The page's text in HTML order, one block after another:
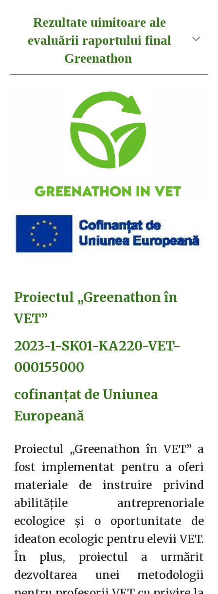
Rezultate uimitoare ale
evaluării raportului final
Greenathon
Proiectul „Greenathon în
VET”
2023-1-SK01-KA220-VET-
000155000
cofinanțat de Uniunea
Europeană
Proiectul „Greenathon în VET” a
fost implementat pentru a oferi
materiale de instruire privind
abilitățile antreprenoriale
ecologice și o oportunitate de
ideaton ecologic pentru elevii VET.
În plus, proiectul a urmărit
dezvoltarea unei metodologii